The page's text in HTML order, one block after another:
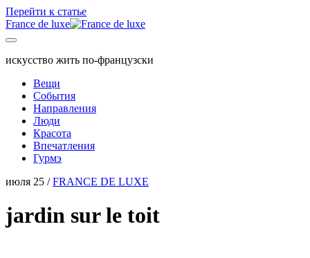
Перейти к статье
France de luxe
искусство жить по-французски
Вещи
События
Направления
Люди
Красота
Впечатления
Гурмэ
июля 25 /FRANCE DE LUXE
jardin sur le toit